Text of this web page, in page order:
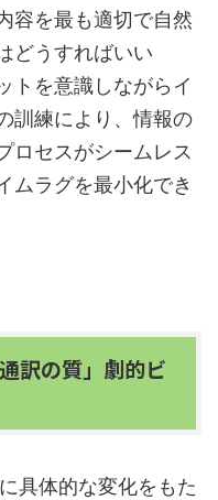
容を最も適切で自然
どうすればいい
トを意識しながらイ
訓練により、情報の
ロセスがシームレス
ムラグを最小化でき
訳の質」劇的ビ
具体的な変化をもた